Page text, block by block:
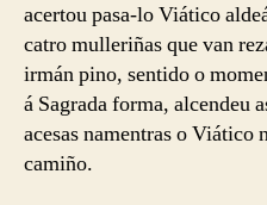
acertou pasa-lo Viático
catro mulleriñas que van
irmán pino, sentido o
á Sagrada forma, alcendeu
acesas namentras o Viático
camiño.